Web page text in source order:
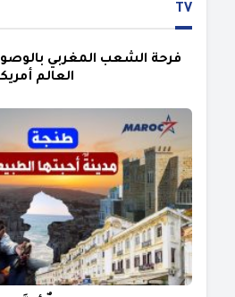
TV
فرحة الشعب المغربي
العالم